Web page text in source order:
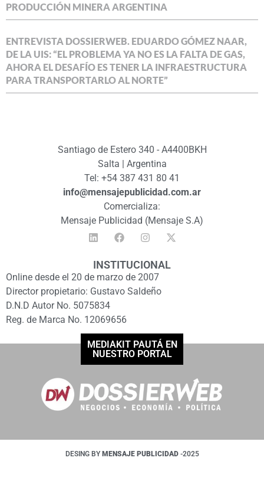
PRODUCCIÓN MINERA ARGENTINA
ENTREVISTA DOSSIERWEB. EDUARDO GÓMEZ NAAR,
DE LA UIS: “EL PROBLEMA YA NO ES LA FALTA DE GAS,
AHORA EL DESAFÍO ES TENER LA INFRAESTRUCTURA
PARA TRANSPORTARLO AL NORTE”
Santiago de Estero 340 - A4400BKH
Salta | Argentina
Tel: +54 387 431 80 41
info@mensajepublicidad.com.ar
Comercializa:
Mensaje Publicidad (Mensaje S.A)
INSTITUCIONAL
Online desde el 20 de marzo de 2007
Director propietario: Gustavo Saldeño
D.N.D Autor No. 5075834
Reg. de Marca No. 12069656
MEDIAKIT PAUTÁ EN
NUESTRO PORTAL
DESING BY MENSAJE PUBLICIDAD -2025